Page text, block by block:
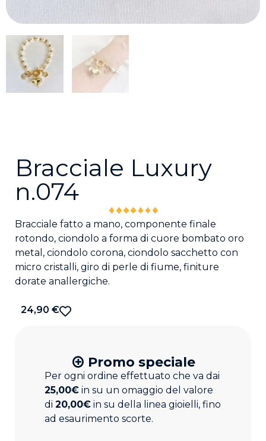
Bracciale Luxury
n.074
Bracciale fatto a mano, componente finale
rotondo, ciondolo a forma di cuore bombato oro
metal, ciondolo corona, ciondolo sacchetto con
micro cristalli, giro di perle di fiume, finiture
dorate anallergiche.
24,90 €
Promo speciale
Per ogni ordine effettuato che va dai
25,00€ in su un omaggio del valore
di 20,00€ in su della linea gioielli, fino
ad esaurimento scorte.